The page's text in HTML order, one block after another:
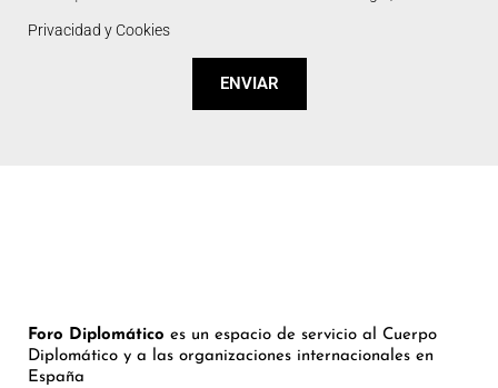
Privacidad y Cookies
ENVIAR
Foro Diplomático es un espacio de servicio al Cuerpo
Diplomático y a las organizaciones internacionales en
España